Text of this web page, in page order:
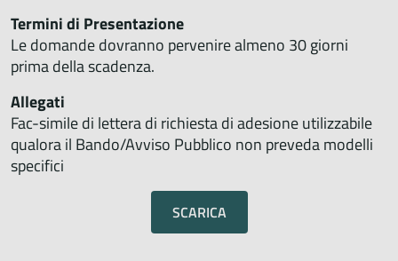
Termini di Presentazione
Le domande dovranno pervenire almeno 30 giorni
prima della scadenza.
Allegati
Fac-simile di lettera di richiesta di adesione utilizzabile
qualora il Bando/Avviso Pubblico non preveda modelli
specifici
SCARICA